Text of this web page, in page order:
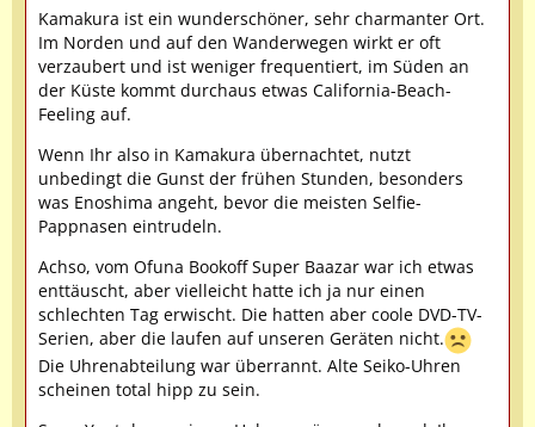
Kamakura ist ein wunderschöner, sehr charmanter Ort.
Im Norden und auf den Wanderwegen wirkt er oft
verzaubert und ist weniger frequentiert, im Süden an
der Küste kommt durchaus etwas California-Beach-
Feeling auf.
Wenn Ihr also in Kamakura übernachtet, nutzt
unbedingt die Gunst der frühen Stunden, besonders
was Enoshima angeht, bevor die meisten Selfie-
Pappnasen eintrudeln.
Achso, vom Ofuna Bookoff Super Baazar war ich etwas
enttäuscht, aber vielleicht hatte ich ja nur einen
schlechten Tag erwischt. Die hatten aber coole DVD-TV-
Serien, aber die laufen auf unseren Geräten nicht.
Die Uhrenabteilung war überrannt. Alte Seiko-Uhren
scheinen total hipp zu sein.